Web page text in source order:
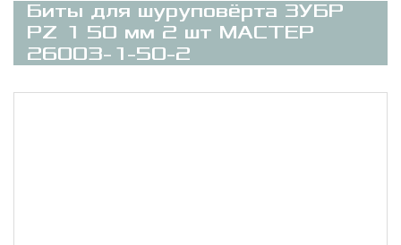
Биты для шуруповёрта ЗУБР
PZ 1 50 мм 2 шт МАСТЕР
26003-1-50-2